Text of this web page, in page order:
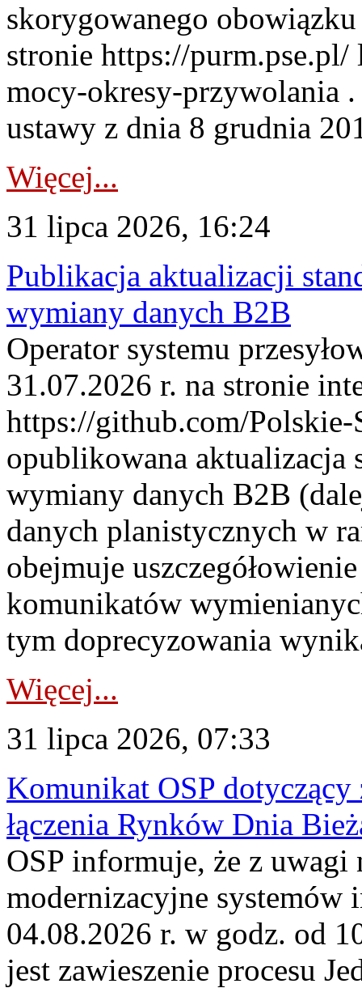
skorygowanego
stronie https://
mocy-okresy-przywolania
ustawy z dnia 8 grudnia
Więcej...
31 lipca 2026, 16:24
Publikacja aktualizacji
wymiany danych B2B
Operator systemu
31.07.2026 r. na stronie
https://github.com/Polskie-
opublikowana aktualizacja
wymiany danych B2B
danych planistycznych w
obejmuje
komunikatów
tym doprecyzowania
Więcej...
31 lipca 2026, 07:33
Komunikat OSP dotyczący
łączenia Rynków Dnia
OSP informuje, że z uwagi
modernizacyjne
04.08.2026 r. w godz. od
jest zawieszenie procesu